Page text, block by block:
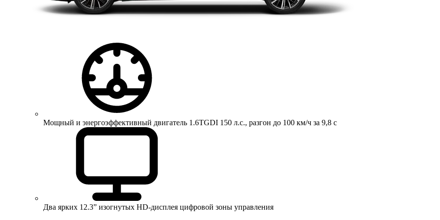
Мощный и энергоэффективный двигатель 1.6TGDI 150 л.с., разгон до 100 км/ч за 9,8 с
Два ярких 12.3” изогнутых HD-дисплея цифровой зоны управления